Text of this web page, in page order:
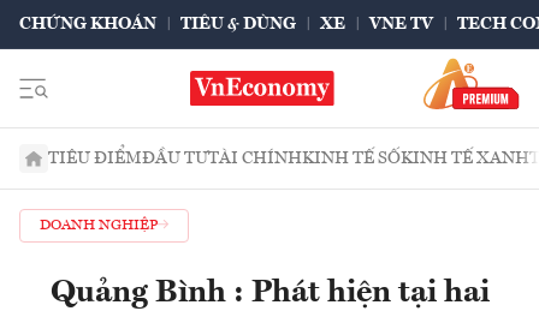
CHỨNG KHOÁN TIÊU & DÙNG XE VNE TV TECH
TIÊU ĐIỂMĐẦU TƯTÀI CHÍNHKINH TẾ SỐKINH TẾ XANH
DOANH NGHIỆP
Quảng Bình : Phát hiện tại hai